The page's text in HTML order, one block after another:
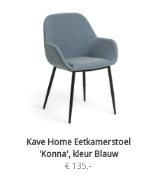
Kave Home Eetkamerstoel
'Konna', kleur Blauw
€ 135,-